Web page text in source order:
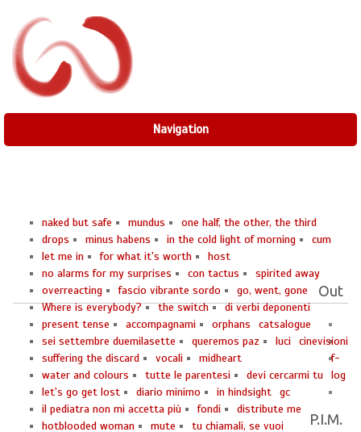
Navigation
naked but safe mundus
one half, the other, the third
drops
minus habens in the cold light of morning
cum
let me in
for what it's worth
host
no alarms for my surprises
con tactus
spirited away
overreacting
fascio vibrante sordo
go, went, gone
Where is everybody?
the switch
di verbi deponenti
present tense
accompagnami
orphans
sei settembre duemilasette
queremos paz
luci
suffering the discard
vocali
midheart
water and colours
tutte le parentesi
devi cercarmi tu
let's go get lost
diario minimo
in hindsight
il pediatra non mi accetta più
fondi
distribute me
hotblooded woman
mute
tu chiamali, se vuoi
Out
catsalogue
cinevisioni
f-
log
gc
P.I.M.